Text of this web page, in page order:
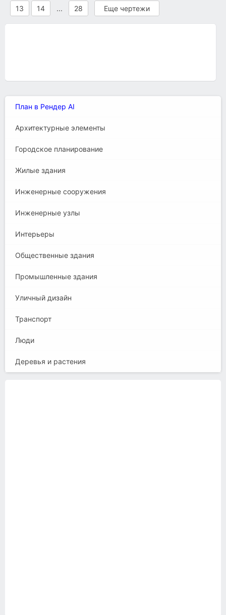
13 14 ... 28 Еще чертежи
План в Рендер AI
Архитектурные элементы
Городское планирование
Жилые здания
Инженерные сооружения
Инженерные узлы
Интерьеры
Общественные здания
Промышленные здания
Уличный дизайн
Транспорт
Люди
Деревья и растения